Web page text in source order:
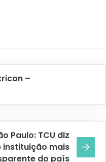
–
Paulo: TCU diz
instituição mais
do país